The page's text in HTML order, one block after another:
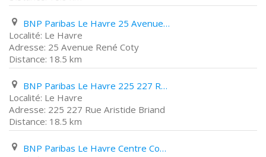
BNP Paribas Le Havre 25 Avenue René Coty
Le Havre
25 Avenue René Coty
18.5 km
BNP Paribas Le Havre 225 227 Rue Aristide Briand
Le Havre
225 227 Rue Aristide Briand
18.5 km
BNP Paribas Le Havre Centre Commercial Du Mont Gaillard